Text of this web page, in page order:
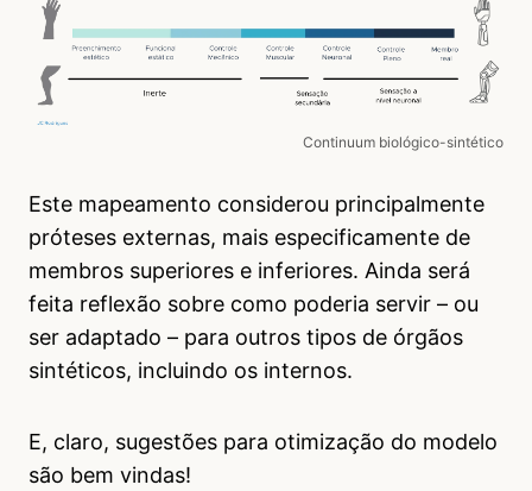
Continuum biológico-sintético
Este mapeamento considerou principalmente
próteses externas, mais especificamente de
membros superiores e inferiores. Ainda será
feita reflexão sobre como poderia servir – ou
ser adaptado – para outros tipos de órgãos
sintéticos, incluindo os internos.
E, claro, sugestões para otimização do modelo
são bem vindas!